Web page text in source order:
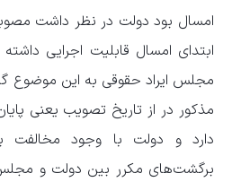
امسال بود دولت در نظر داشت
ابتدای امسال قابلیت اجرایی
مجلس ایراد حقوقی به این موضوع
مذکور در از تاریخ تصویب یعنی
دارد و دولت با وجود مخالفت
برگشت‌های مکرر بین دولت و مجلس